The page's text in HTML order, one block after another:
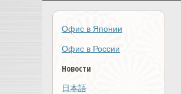
Новости
Офис в Японии
Офис в России
Новости
日本語